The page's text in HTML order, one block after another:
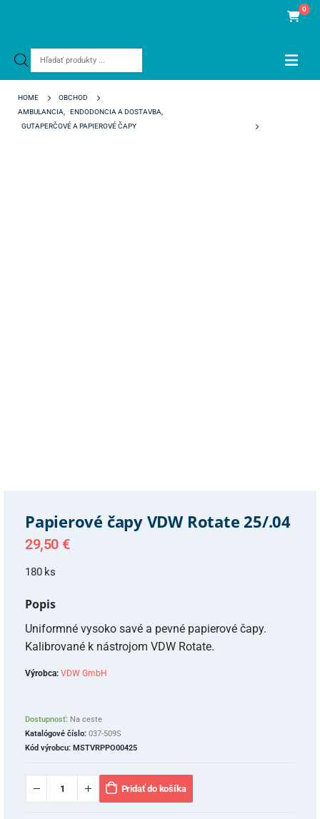
Products
0
HOME
OBCHOD
AMBULANCIA
ENDODONCIA A DOSTAVBA
GUTAPERČOVÉ A PAPIEROVÉ ČAPY
Papierové čapy VDW Rotate 25/.04
29,50 €
180 ks
Popis
Uniformné vysoko savé a pevné papierové čapy.
Kalibrované k nástrojom VDW Rotate.
Výrobca: VDW GmbH
Dostupnosť: Na ceste
Katalógové číslo: 037-509S
Kód výrobcu: MSTVRPPO00425
Pridať do košíka